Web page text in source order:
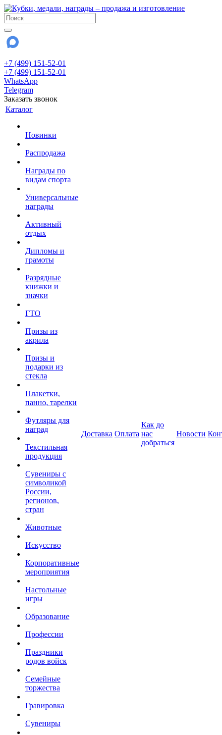
+7 (499) 151-52-01
+7 (499) 151-52-01
WhatsApp
Telegram
Заказать звонок
Каталог
Новинки
Распродажа
Награды по
видам спорта
Универсальные
награды
Активный
отдых
Дипломы и
грамоты
Разрядные
книжки и
значки
ГТО
Призы из
акрила
Призы и
подарки из
стекла
Плакетки,
панно, тарелки
Футляры для
наград
Текстильная
продукция
Сувениры с
символикой
России,
регионов,
стран
Животные
Искусство
Корпоративные
мероприятия
Настольные
игры
Образование
Профессии
Праздники
родов войск
Семейные
торжества
Гравировка
Сувениры
Доставка Оплата
Как до
нас
добраться
Новости